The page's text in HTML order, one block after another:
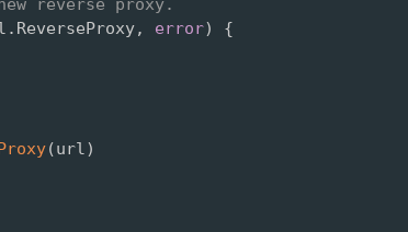
. ReverseProxy, error)
{
(url )